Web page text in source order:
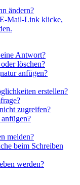
ändern?
E-Mail-Link klicke,
Antwort?
löschen?
anfügen?
erstellen?
zugreifen?
melden?
beim Schreiben
werden?